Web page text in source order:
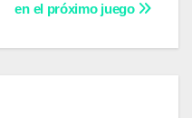
en el próximo juego